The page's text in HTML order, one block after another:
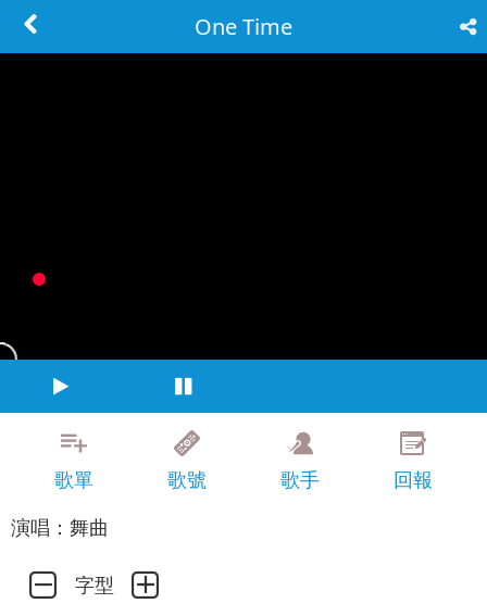
One Time
歌單 歌號 歌手
回報
演唱：舞曲
字型